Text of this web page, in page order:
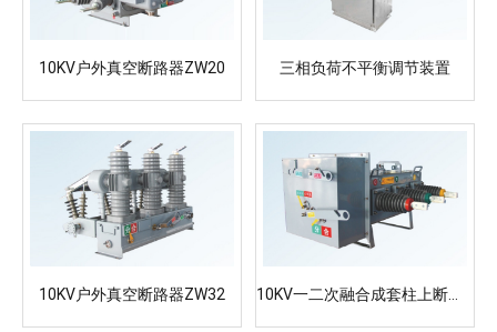
10KV户外真空断路器ZW20 三相负荷不平衡调节装置
10KV户外真空断路器ZW32